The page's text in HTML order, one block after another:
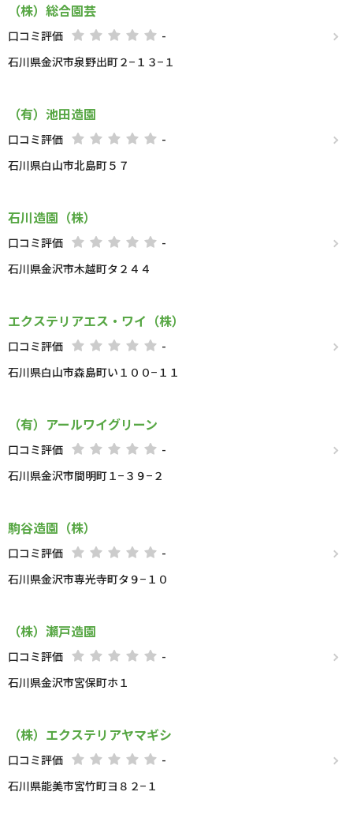
（株）総合園芸
口コミ評価
-
石川県金沢市泉野出町２−１３−１
（有）池田造園
口コミ評価
-
石川県白山市北島町５７
石川造園（株）
口コミ評価
-
石川県金沢市木越町タ２４４
エクステリアエス・ワイ（株）
口コミ評価
-
石川県白山市森島町い１００−１１
（有）アールワイグリーン
口コミ評価
-
石川県金沢市間明町１−３９−２
駒谷造園（株）
口コミ評価
-
石川県金沢市専光寺町タ９−１０
（株）瀬戸造園
口コミ評価
-
石川県金沢市宮保町ホ１
（株）エクステリアヤマギシ
口コミ評価
-
石川県能美市宮竹町ヨ８２−１